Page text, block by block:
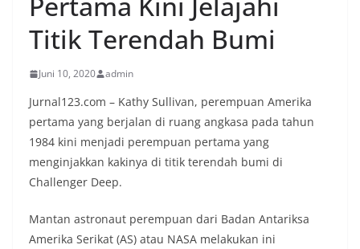
Titik Terendah Bumi
Juni 10, 2020 admin
Jurnal123.com – Kathy Sullivan, perempuan Amerika
pertama yang berjalan di ruang angkasa pada tahun
1984 kini menjadi perempuan pertama yang
menginjakkan kakinya di titik terendah bumi di
Challenger Deep.
Mantan astronaut perempuan dari Badan Antariksa
Amerika Serikat (AS) atau NASA melakukan ini